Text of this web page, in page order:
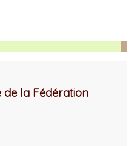
la Fédération